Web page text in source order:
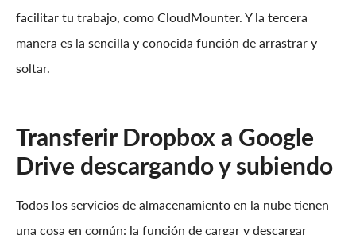
facilitar tu trabajo, como CloudMounter. Y la tercera
manera es la sencilla y conocida función de arrastrar y
soltar.
Transferir Dropbox a Google
Drive descargando y subiendo
Todos los servicios de almacenamiento en la nube tienen
una cosa en común: la función de cargar y descargar